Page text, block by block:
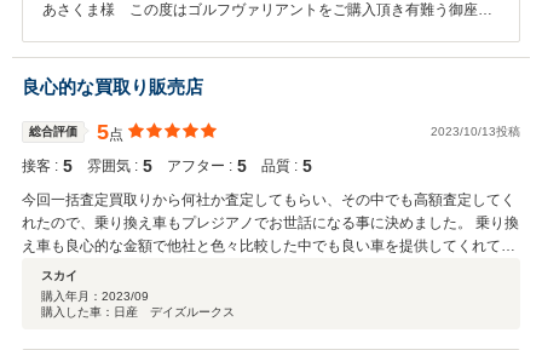
あさくま様 この度はゴルフヴァリアントをご購入頂き有難う御座い
何か御座いましたらスタッフ一同全力でサポートさせて頂きますので
お気軽にご連絡頂ければと思います。この度はご納車おめでとうござ
います。
良心的な買取り販売店
総合評価 5点 2023/10/13投稿
接客 : 5 雰囲気 : 5 アフター : 5 品質 : 5
今回一括査定買取りから何社か査定してもらい、その中でも高額査定してく
れたので、乗り換え車もプレジアノでお世話になる事に決めました。 乗り換
え車も良心的な金額で他社と色々比較した中でも良い車を提供してくれて点
検整備もしっかりした車で納車してくれました。 私は、車に関して経験や知
識や技術も持っている中で今まで出会えなかった良い会社良い営業さんとの
出会いで今後もお付き合いしていきたいと思えました。 まだ乗り換え車は購
スカイ
購入年月： 2023/09
購入した車：日産 デイズルークス